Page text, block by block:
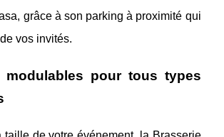
grâce à son parking à proximité qui
vos invités.
modulables pour tous types